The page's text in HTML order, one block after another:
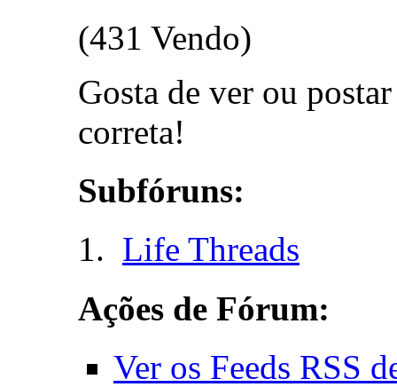
(431 Vendo)
Gosta de ver ou
correta!
Subfóruns:
Life Threads
Ações de Fórum:
Ver os Feeds RSS